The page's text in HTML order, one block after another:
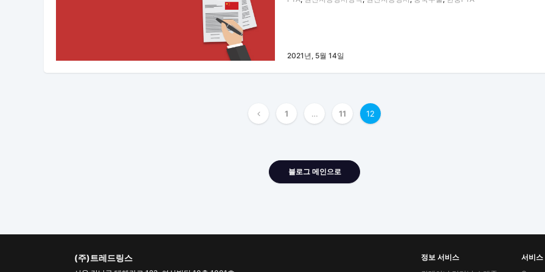
2021년, 5월 14일
글
1 … 11 12
블로그 메인으로
(주)트레드링스
정보 서비스
서비스